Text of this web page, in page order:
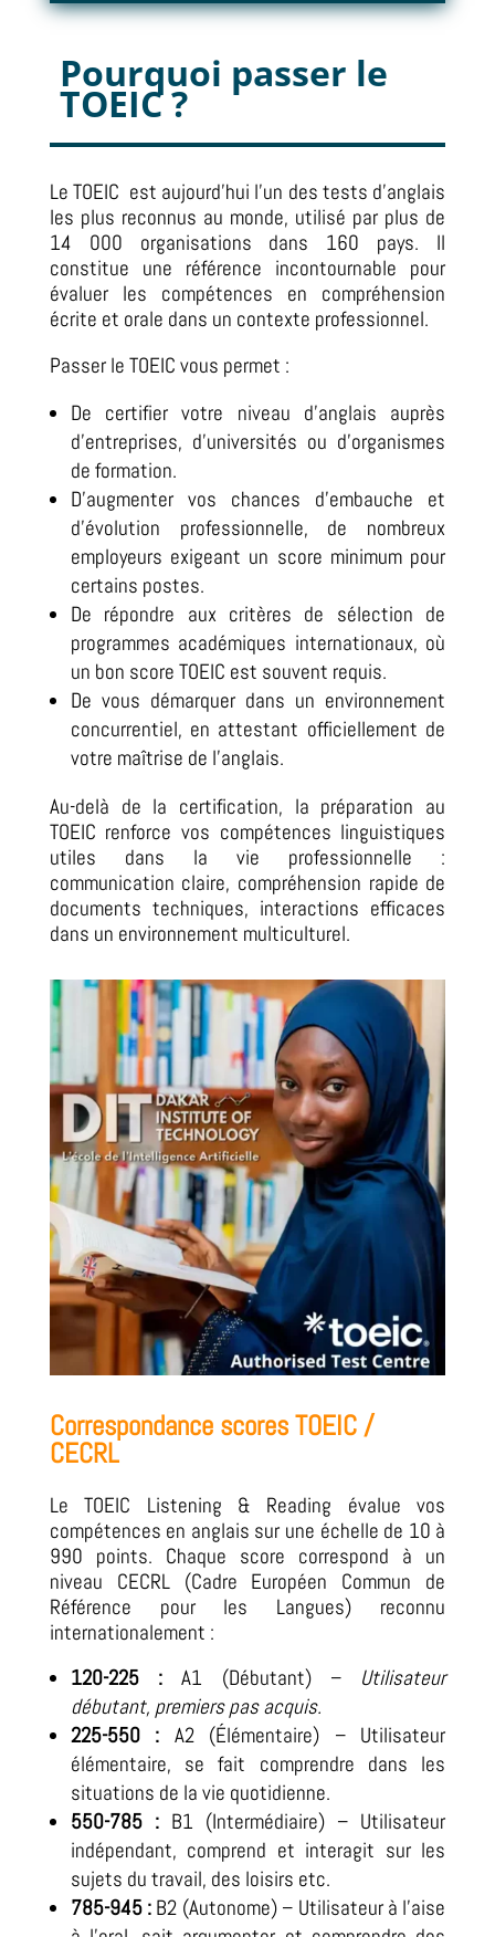
Pourquoi passer le
TOEIC ?
Le TOEIC est aujourd’hui l’un des tests d’anglais
les plus reconnus au monde, utilisé par plus de
14 000 organisations dans 160 pays. Il
constitue une référence incontournable pour
évaluer les compétences en compréhension
écrite et orale dans un contexte professionnel.
Passer le TOEIC vous permet :
De certifier votre niveau d’anglais auprès
d’entreprises, d’universités ou d’organismes
de formation.
D’augmenter vos chances d’embauche et
d’évolution professionnelle, de nombreux
employeurs exigeant un score minimum pour
certains postes.
De répondre aux critères de sélection de
programmes académiques internationaux, où
un bon score TOEIC est souvent requis.
De vous démarquer dans un environnement
concurrentiel, en attestant officiellement de
votre maîtrise de l’anglais.
Au-delà de la certification, la préparation au
TOEIC renforce vos compétences linguistiques
utiles dans la vie professionnelle :
communication claire, compréhension rapide de
documents techniques, interactions efficaces
dans un environnement multiculturel.
Correspondance scores TOEIC /
CECRL
Le TOEIC Listening & Reading évalue vos
compétences en anglais sur une échelle de 10 à
990 points. Chaque score correspond à un
niveau CECRL (Cadre Européen Commun de
Référence pour les Langues) reconnu
internationalement :
120-225 :A1 (Débutant) – Utilisateur
débutant, premiers pas acquis.
225-550 : A2 (Élémentaire) – Utilisateur
élémentaire, se fait comprendre dans les
situations de la vie quotidienne.
550-785 : B1 (Intermédiaire) – Utilisateur
indépendant, comprend et interagit sur les
sujets du travail, des loisirs etc.
785-945 : B2 (Autonome) – Utilisateur à l’aise